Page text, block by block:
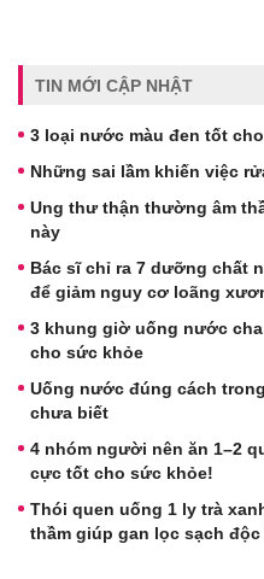
TIN MỚI CẬP NHẬT
3 loại nước màu đen tốt
Những sai lầm khiến việc
Ung thư thận thường âm
này
Bác sĩ chỉ ra 7 dưỡng chất
để giảm nguy cơ loãng
3 khung giờ uống nước
cho sức khỏe
Uống nước đúng cách
chưa biết
4 nhóm người nên ăn 1–2
cực tốt cho sức khỏe!
Thói quen uống 1 ly trà
thầm giúp gan lọc sạch